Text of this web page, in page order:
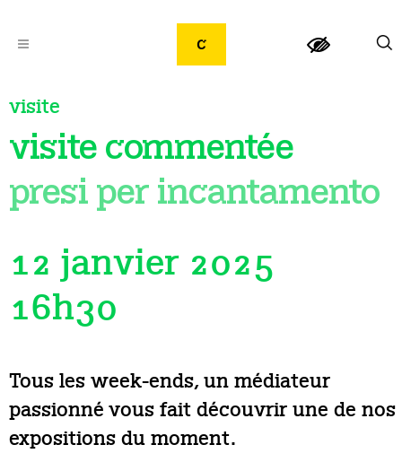
visite
visite commentée
presi per incantamento
12 janvier 2025
16h30
Tous les week-ends, un médiateur
passionné vous fait découvrir une de nos
expositions du moment.